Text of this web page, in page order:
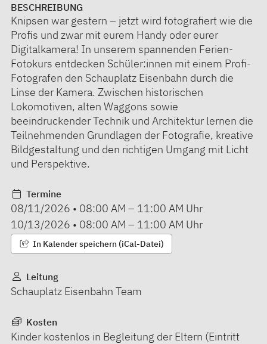
BESCHREIBUNG
Knipsen war gestern – jetzt wird fotografiert wie die
Profis und zwar mit eurem Handy oder eurer
Digitalkamera! In unserem spannenden Ferien-
Fotokurs entdecken Schüler:innen mit einem Profi-
Fotografen den Schauplatz Eisenbahn durch die
Linse der Kamera. Zwischen historischen
Lokomotiven, alten Waggons sowie
beeindruckender Technik und Architektur lernen die
Teilnehmenden Grundlagen der Fotografie, kreative
Bildgestaltung und den richtigen Umgang mit Licht
und Perspektive.
Termine
08/11/2026 • 08:00 AM – 11:00 AM Uhr
10/13/2026 • 08:00 AM – 11:00 AM Uhr
In Kalender speichern (iCal-Datei)
Leitung
Schauplatz Eisenbahn Team
Kosten
Kinder kostenlos in Begleitung der Eltern (Eintritt